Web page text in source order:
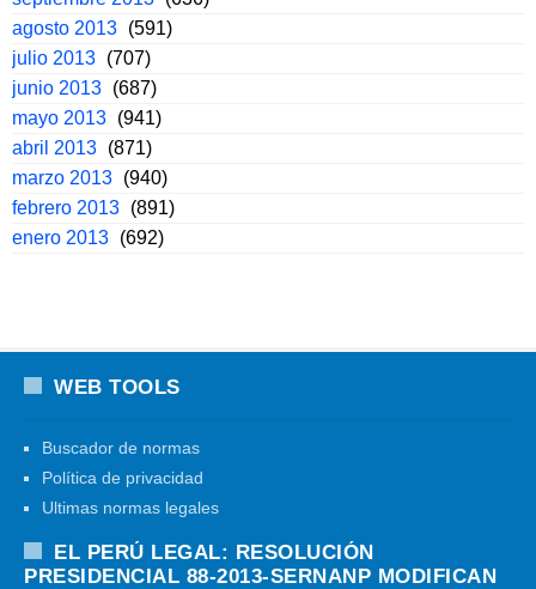
agosto 2013 (591)
julio 2013 (707)
junio 2013 (687)
mayo 2013 (941)
abril 2013 (871)
marzo 2013 (940)
febrero 2013 (891)
enero 2013 (692)
WEB TOOLS
Buscador de normas
Política de privacidad
Ultimas normas legales
EL PERÚ LEGAL: RESOLUCIÓN
PRESIDENCIAL 88-2013-SERNANP MODIFICAN